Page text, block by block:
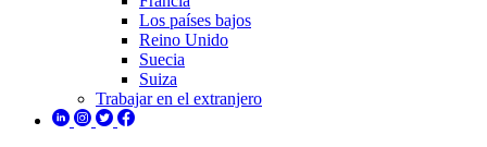
Los países bajos
Reino Unido
Suecia
Suiza
Trabajar en el extranjero